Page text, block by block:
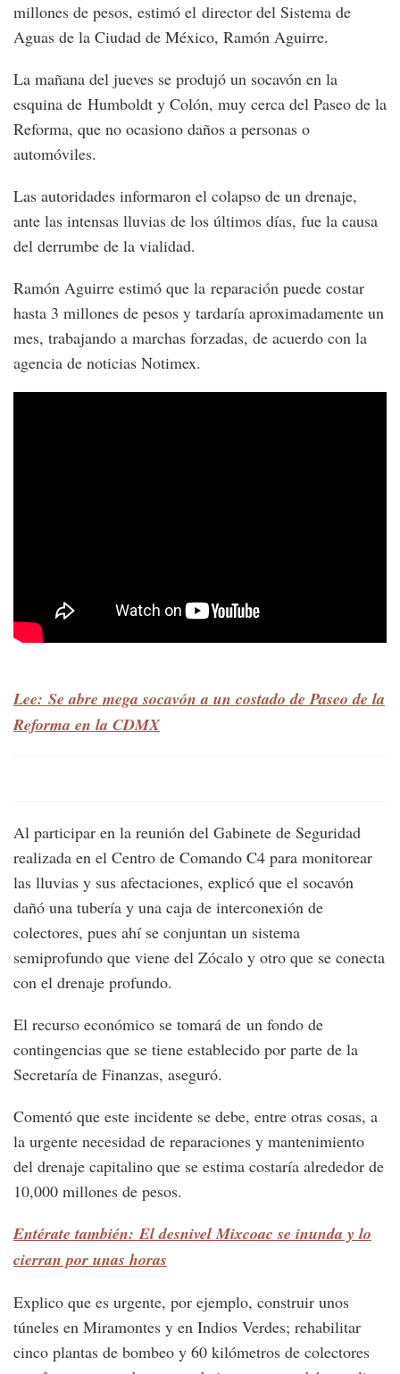
millones de pesos, estimó el director del Sistema de
Aguas de la Ciudad de México, Ramón Aguirre.
La mañana del jueves se produjó un socavón en la
esquina de Humboldt y Colón, muy cerca del Paseo de la
Reforma, que no ocasiono daños a personas o
automóviles.
Las autoridades informaron el colapso de un drenaje,
ante las intensas lluvias de los últimos días, fue la causa
del derrumbe de la vialidad.
Ramón Aguirre estimó que la reparación puede costar
hasta 3 millones de pesos y tardaría aproximadamente un
mes, trabajando a marchas forzadas, de acuerdo con la
agencia de noticias Notimex.
Lee: Se abre mega socavón a un costado de Paseo de la
Reforma en la CDMX
Al participar en la reunión del Gabinete de Seguridad
realizada en el Centro de Comando C4 para monitorear
las lluvias y sus afectaciones, explicó que el socavón
dañó una tubería y una caja de interconexión de
colectores, pues ahí se conjuntan un sistema
semiprofundo que viene del Zócalo y otro que se conecta
con el drenaje profundo.
El recurso económico se tomará de un fondo de
contingencias que se tiene establecido por parte de la
Secretaría de Finanzas, aseguró.
Comentó que este incidente se debe, entre otras cosas, a
la urgente necesidad de reparaciones y mantenimiento
del drenaje capitalino que se estima costaría alrededor de
10,000 millones de pesos.
Entérate también: El desnivel Mixcoac se inunda y lo
cierran por unas horas
Explico que es urgente, por ejemplo, construir unos
túneles en Miramontes y en Indios Verdes; rehabilitar
cinco plantas de bombeo y 60 kilómetros de colectores